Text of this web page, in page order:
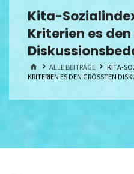
Kita-
Kriterien es
STARTALLE BEITRÄGE
KITA-
KRITERIEN ES DEN GRÖSSTEN